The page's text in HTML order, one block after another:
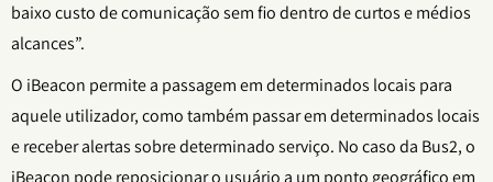
baixo custo de comunicação sem fio dentro de curtos e médios
alcances”.
O iBeacon permite a passagem em determinados locais para
aquele utilizador, como também passar em determinados locais
e receber alertas sobre determinado serviço. No caso da Bus2, o
iBeacon pode reposicionar o usuário a um ponto geográfico em